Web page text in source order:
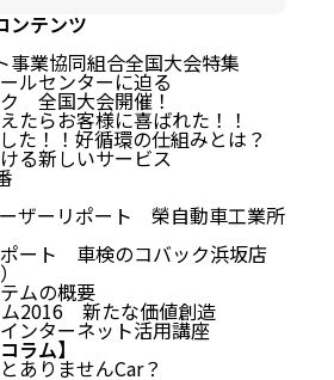
テンツ
事業協同組合全国大会特集
ルセンターに迫る
全国大会開催！
たらお客様に喜ばれた！！
た！！好循環の仕組みとは？
る新しいサービス
ザーリポート 榮自動車工業所
ート 車検のコバック浜坂店
ムの概要
2016 新たな価値創造
ンターネット活用講座
ラム】
ありませんCar？
テンツ
こちら＞